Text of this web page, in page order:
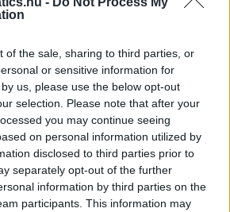
of the sale, sharing to third parties, or
or sensitive information for
us, please use the below opt-out
selection. Please note that after your
you may continue seeing
on personal information utilized by
disclosed to third parties prior to
separately opt-out of the further
information by third parties on the
participants. This information may